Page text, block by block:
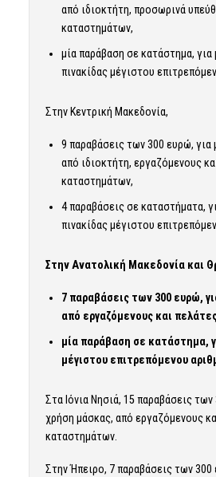
από ιδιοκτήτη, προσωρινά
καταστημάτων,
μία παράβαση σε κατάστημα, για
πινακίδας μέγιστου
Στην Κεντρική Μακεδονία,
9 παραβάσεις των 300 ευρώ, για
από ιδιοκτήτη, εργαζόμενους
καταστημάτων,
4 παραβάσεις σε καταστήματα,
πινακίδας μέγιστου
Στην Ανατολική Μακεδονία και
7 παραβάσεις των 300 ευρώ,
από εργαζόμενους και
μία παράβαση σε κατάστημα,
μέγιστου επιτρεπόμενου
Στα Ιόνια Νησιά, 15 παραβάσεις
χρήση μάσκας, από εργαζόμενους
καταστημάτων.
Στην Ήπειρο, 7 παραβάσεις των 300